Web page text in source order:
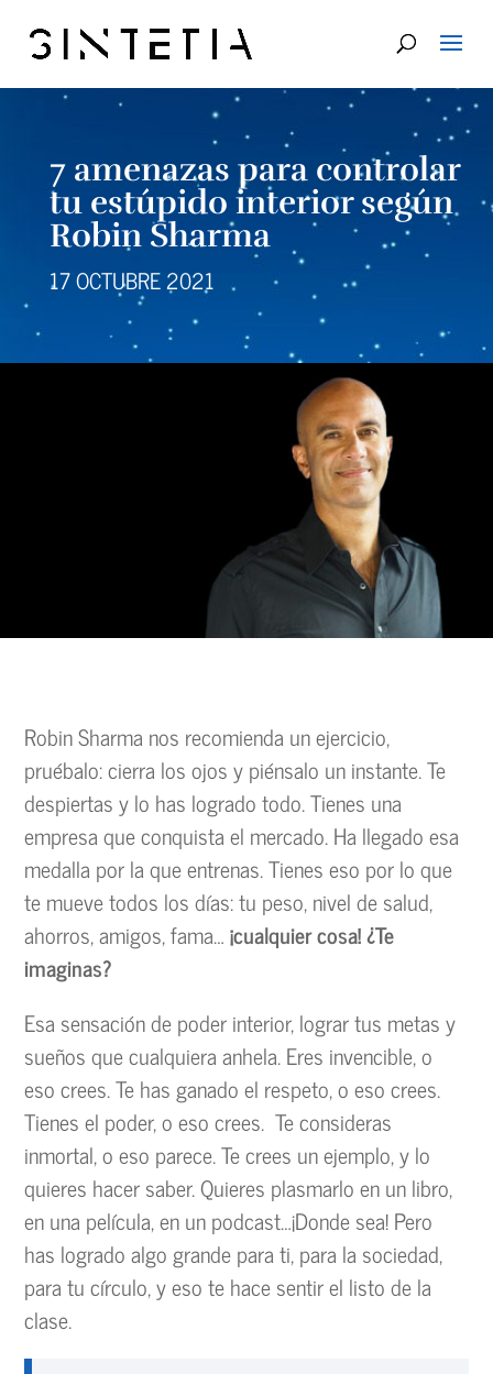
7 amenazas para controlar
tu estúpido interior según
Robin Sharma
17 OCTUBRE 2021
Robin Sharma nos recomienda un ejercicio,
pruébalo: cierra los ojos y piénsalo un instante. Te
despiertas y lo has logrado todo. Tienes una
empresa que conquista el mercado. Ha llegado esa
medalla por la que entrenas. Tienes eso por lo que
te mueve todos los días: tu peso, nivel de salud,
ahorros, amigos, fama…¡cualquier cosa! ¿Te
imaginas?
Esa sensación de poder interior, lograr tus metas y
sueños que cualquiera anhela. Eres invencible, o
eso crees. Te has ganado el respeto, o eso crees.
Tienes el poder, o eso crees. Te consideras
inmortal, o eso parece. Te crees un ejemplo, y lo
quieres hacer saber. Quieres plasmarlo en un libro,
en una película, en un podcast…¡Donde sea! Pero
has logrado algo grande para ti, para la sociedad,
para tu círculo, y eso te hace sentir el listo de la
clase.